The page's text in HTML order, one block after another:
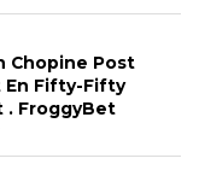
Chopine Post
Fifty-Fifty
. FroggyBet